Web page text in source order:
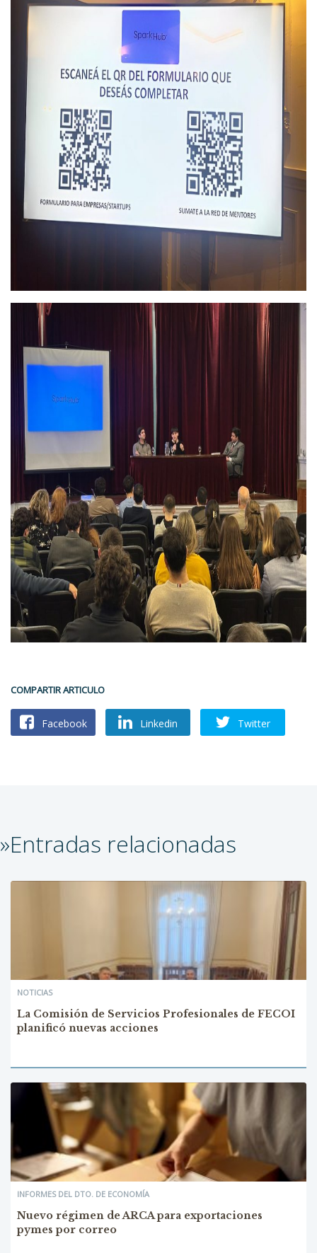
COMPARTIR ARTICULO
Facebook Linkedin Twitter
»Entradas relacionadas
NOTICIAS
La Comisión de Servicios Profesionales de FECOI
planificó nuevas acciones
INFORMES DEL DTO. DE ECONOMÍA
Nuevo régimen de ARCA para exportaciones
pymes por correo